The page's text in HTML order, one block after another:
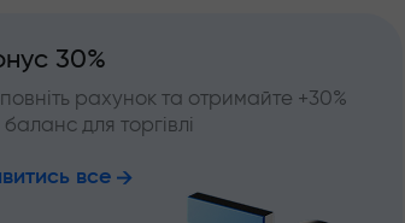
30%
рахунок та отримайте +30%
для торгівлі
все